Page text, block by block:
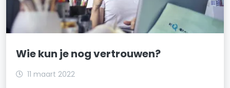
Wie kun je nog vertrouwen?
11 maart 2022